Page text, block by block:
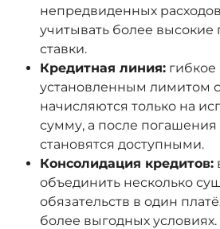
непредвиденных
учитывать более
ставки.
Кредитная линия:
установленным лимитом
начисляются только на
сумму, а после погашения
становятся доступными.
Консолидация кредитов:
объединить несколько
обязательств в один
более выгодных условиях.